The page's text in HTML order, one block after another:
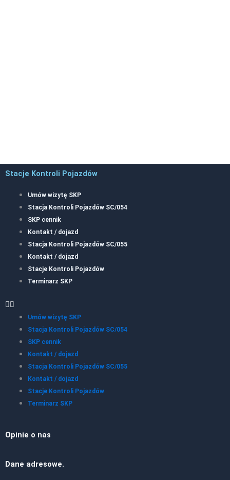
Stacje Kontroli Pojazdów
Umów wizytę SKP
Stacja Kontroli Pojazdów SC/054
SKP cennik
Kontakt / dojazd
Stacja Kontroli Pojazdów SC/055
Kontakt / dojazd
Stacje Kontroli Pojazdów
Terminarz SKP
Umów wizytę SKP
Stacja Kontroli Pojazdów SC/054
SKP cennik
Kontakt / dojazd
Stacja Kontroli Pojazdów SC/055
Kontakt / dojazd
Stacje Kontroli Pojazdów
Terminarz SKP
Opinie o nas
Dane adresowe.